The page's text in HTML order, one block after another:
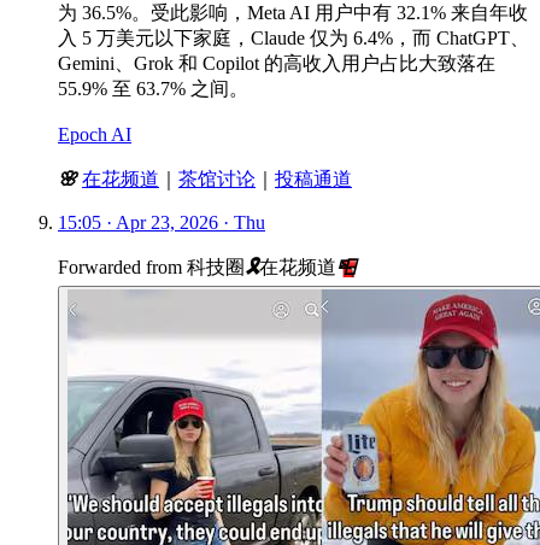
为 36.5%。受此影响，Meta AI 用户中有 32.1% 来自年收
入 5 万美元以下家庭，Claude 仅为 6.4%，而 ChatGPT、
Gemini、Grok 和 Copilot 的高收入用户占比大致落在
55.9% 至 63.7% 之间。
Epoch AI
🌸 在花频道 茶馆讨论 投稿通道
15:05 · Apr 23, 2026 · Thu
Forwarded from 科技圈🎗在花频道📮